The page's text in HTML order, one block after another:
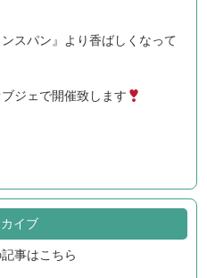
スパン』より香ばしくなって
ジェで開催致します
イブ
事はこちら